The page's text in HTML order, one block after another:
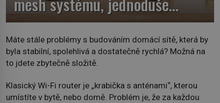
Máte stále problémy s budováním domácí sítě, která by
byla stabilní, spolehlivá a dostatečně rychlá? Možná na
to jdete zbytečně složitě.
Klasický Wi-Fi router je „krabička s anténami“, kterou
umístíte v bytě, nebo domě. Problém je, že za každou